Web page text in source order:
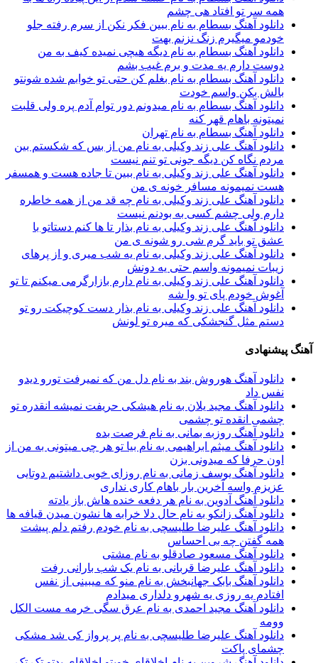
همه سر تو افتاد هی چشم
دانلود آهنگ بسطام به نام ببین فکر نکن از سرم رفته جلو
خودمو میگیرم زنگ نزنم بهت
دانلود آهنگ بسطام به نام دیگه هیچی نمیده کیف به من
دوست دارم یه مدت و برم غیب بشم
دانلود آهنگ بسطام به نام بغلم کن حتی تو خوابم شده شونتو
بالش بکن واسم خودت
دانلود آهنگ بسطام به نام میدونم دور توام آدم پره ولی قلبت
نمیتونه باهام قهر کنه
دانلود آهنگ بسطام به نام تهران
دانلود آهنگ علی زند وکیلی به نام من از بس كه شكستم بین
مردم نگاه كن دیگه جونى تو تنم نیست
دانلود آهنگ علی زند وکیلی به نام ببین تا جاده هست و همسفر
هست نمیمونه مسافر خونه ی من
دانلود آهنگ علی زند وکیلی به نام چه قد من از همه خاطره
دارم ولی چشم كسی به بودنم نیست
دانلود آهنگ علی زند وکیلی به نام بذار تا ها كنم دستاتو با
عشق تو باید گرم شی رو شونه ى من
دانلود آهنگ علی زند وکیلی به نام یه شب میرى و از پرهای
زيبات نمیمونه واسم حتی یه دونش
دانلود آهنگ علی زند وکیلی به نام دارم بازارگرمی میكنم تا تو
آغوش خودم پای تو وا شه
دانلود آهنگ علی زند وکیلی به نام بذار دست كوچیكت رو تو
دستم مثل گنجشكی كه میره تو لونش
پیشنهادی
دانلود آهنگ هوروش بند به نام دل ﻣﻦ ﻛﻪ ﻧﻤﻴﺮﻓﺖ ﺗﻮرو دﻳﺪو
ﻧﻔﺲ داد
دانلود آهنگ مجید یلان به نام هیشکی حریفت نمیشه انقدره تو
چشمی انقده تو چشمی
دانلود آهنگ روزبه بمانی به نام فرصت بده
دانلود آهنگ میثم ابراهیمی به نام بیا تو هر چی میتونی به من از
اون حرفا که میدونی بزن
دانلود آهنگ یوسف زمانی به نام روزای خوبی داشتیم دوتایی
عزیزم واسه آخرین بار باهام کاری نداری
دانلود آهنگ آدوین به نام هر دفعه خنده هاش باز یادته
دانلود آهنگ زانکو به نام حال دلا خرابه ها نشون میدن قیافه ها
دانلود آهنگ علیرضا طلیسچی به نام خودم رفتم دلم پیشت
همه گفتن چه بی احساس
دانلود آهنگ مسعود صادقلو به نام مشتی
دانلود آهنگ علیرضا قربانی به نام یک شب بارانی رفت
دانلود آهنگ بابک جهانبخش به نام منو که میبینی از نفس
افتادم یه روزی یه شهرو دلداری میدادم
دانلود آهنگ مجید احمدی به نام عرق سگی خرمه مست الکل
وومه
دانلود آهنگ علیرضا طلیسچی به نام پر پرواز کی شد مشکی
چشمای پاکت